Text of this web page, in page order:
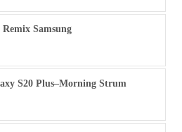
Samsung
S20 Plus–Morning Strum